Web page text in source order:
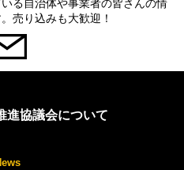
る自治体や事業者の皆さんの情
売り込みも大歓迎！
進協議会について